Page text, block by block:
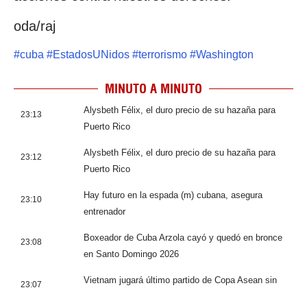
oda/raj
#cuba #EstadosUNidos #terrorismo #Washington
MINUTO A MINUTO
23:13
Alysbeth Félix, el duro precio de su hazaña para
Puerto Rico
23:12
Alysbeth Félix, el duro precio de su hazaña para
Puerto Rico
23:10
Hay futuro en la espada (m) cubana, asegura
entrenador
23:08
Boxeador de Cuba Arzola cayó y quedó en bronce
en Santo Domingo 2026
23:07
Vietnam jugará último partido de Copa Asean sin